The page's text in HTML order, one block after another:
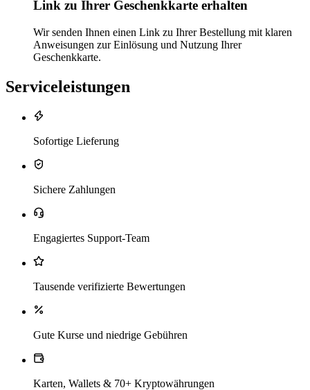
Link zu Ihrer Geschenkkarte erhalten
Wir senden Ihnen einen Link zu Ihrer Bestellung mit klaren
Anweisungen zur Einlösung und Nutzung Ihrer
Geschenkkarte.
Serviceleistungen
Sofortige Lieferung
Sichere Zahlungen
Engagiertes Support-Team
Tausende verifizierte Bewertungen
Gute Kurse und niedrige Gebühren
Karten, Wallets & 70+ Kryptowährungen